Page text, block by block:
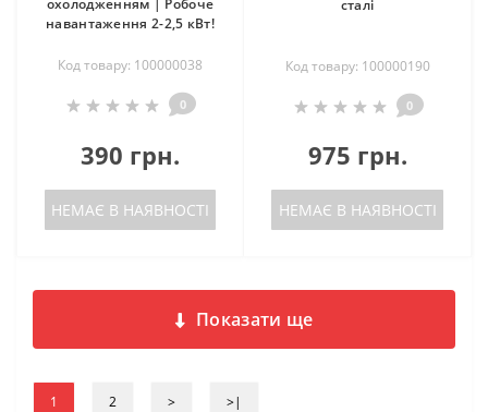
охолодженням | Робоче
навантаження 2-2,5 кВт!
Код товару: 100000038
0
390 грн.
НЕМАЄ В НАЯВНОСТІ
сталі
Код товару: 100000190
0
975 грн.
НЕМАЄ В НАЯВНОСТІ
Показати ще
1 2 > >|